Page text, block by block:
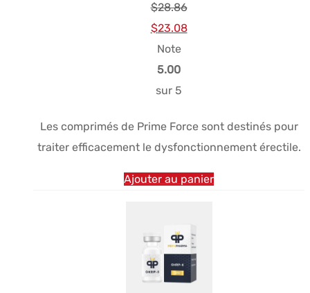
$28.86
Le
prix
initial
était :
$23.08Le
Note
5.00
sur 5
Les comprimés de Prime Force sont destinés pour
traiter efficacement le dysfonctionnement érectile.
Ajouter au panier